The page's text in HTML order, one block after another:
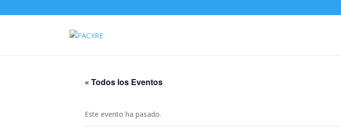
« Todos los Eventos
Este evento ha pasado.